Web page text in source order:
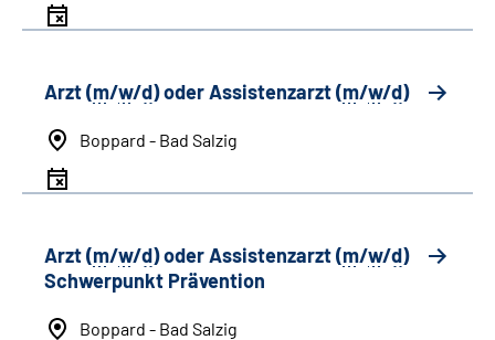
Arzt (m/w/d) oder Assistenzarzt (m/w/d)
Boppard - Bad Salzig
Arzt (m/w/d) oder Assistenzarzt (m/w/d)
Schwerpunkt Prävention
Boppard - Bad Salzig